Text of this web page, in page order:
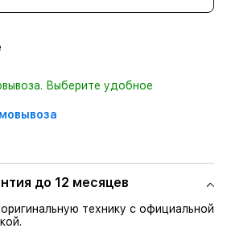
Выберите удобное
до 12 месяцев
технику с официальной